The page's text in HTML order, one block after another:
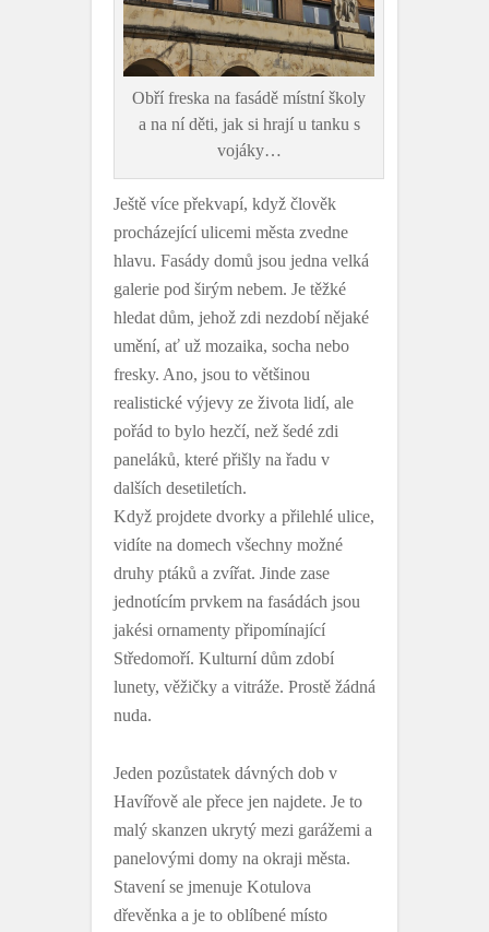
Obří freska na fasádě místní školy
a na ní děti, jak si hrají u tanku s
vojáky…
Ještě více překvapí, když člověk
procházející ulicemi města zvedne
hlavu. Fasády domů jsou jedna velká
galerie pod širým nebem. Je těžké
hledat dům, jehož zdi nezdobí nějaké
umění, ať už mozaika, socha nebo
fresky. Ano, jsou to většinou
realistické výjevy ze života lidí, ale
pořád to bylo hezčí, než šedé zdi
paneláků, které přišly na řadu v
dalších desetiletích.
Když projdete dvorky a přilehlé ulice,
vidíte na domech všechny možné
druhy ptáků a zvířat. Jinde zase
jednotícím prvkem na fasádách jsou
jakési ornamenty připomínající
Středomoří. Kulturní dům zdobí
lunety, věžičky a vitráže. Prostě žádná
nuda.
Jeden pozůstatek dávných dob v
Havířově ale přece jen najdete. Je to
malý skanzen ukrytý mezi garážemi a
panelovými domy na okraji města.
Stavení se jmenuje Kotulova
dřevěnka a je to oblíbené místo